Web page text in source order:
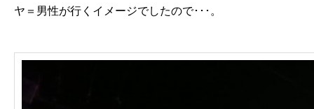
ヤ＝男性が行くイメージでしたので･･･。